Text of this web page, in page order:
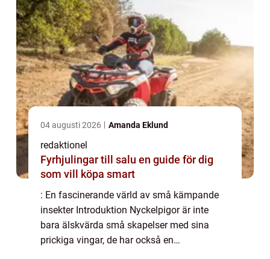
04 augusti 2026 Amanda Eklund
redaktionel
Fyrhjulingar till salu en guide för dig
som vill köpa smart
: En fascinerande värld av små kämpande
insekter Introduktion Nyckelpigor är inte
bara älskvärda små skapelser med sina
prickiga vingar, de har också en